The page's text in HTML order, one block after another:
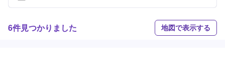
6件見つかりました 地図で表示する